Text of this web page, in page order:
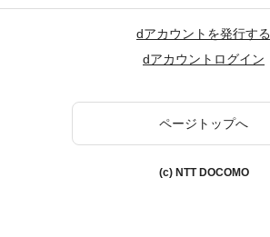
dアカウントを発行する
dアカウントログイン
ページトップへ
(c) NTT DOCOMO